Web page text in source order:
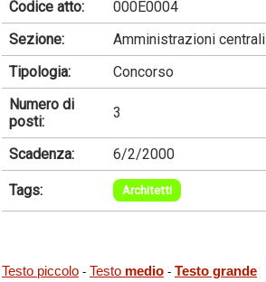
Codice atto:
000E0004
Sezione:
Amministrazioni centrali
Tipologia:
Concorso
Numero di
posti:
3
Scadenza: 6/2/2000
Tags: Architetti
Testo piccolo - Testo medio - Testo grande